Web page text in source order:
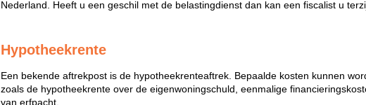
Nederland. Heeft u een geschil met de belastingdienst dan kan een fiscalist u
Hypotheekrente
Een bekende aftrekpost is de hypotheekrenteaftrek. Bepaalde kosten kunnen
zoals de hypotheekrente over de eigenwoningschuld, eenmalige
van erfpacht.